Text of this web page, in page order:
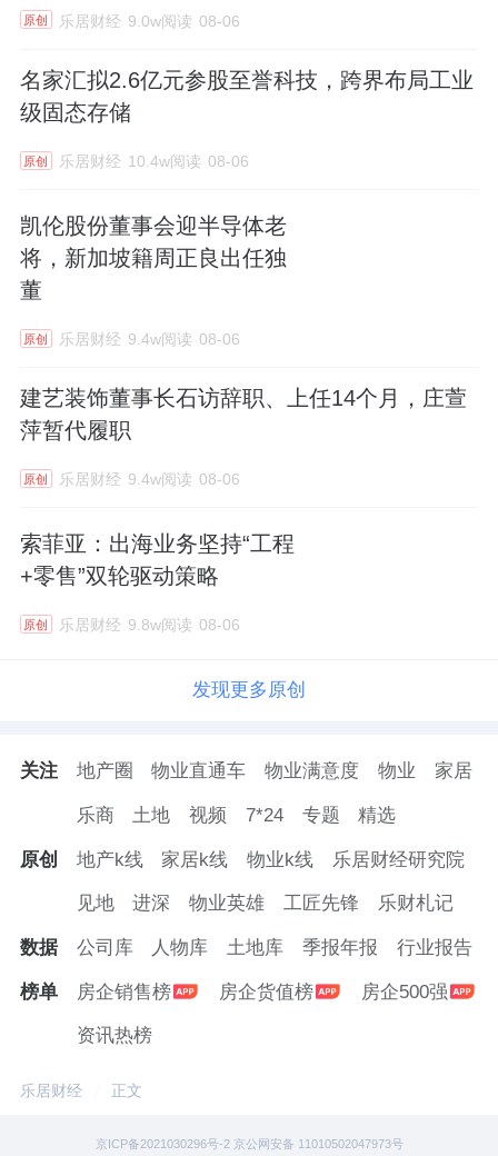
原创 乐居财经 9.0w阅读 08-06
名家汇拟2.6亿元参股至誉科技，跨界布局工业
级固态存储
原创 乐居财经 10.4w阅读 08-06
凯伦股份董事会迎半导体老
将，新加坡籍周正良出任独
董
原创 乐居财经 9.4w阅读 08-06
建艺装饰董事长石访辞职、上任14个月，庄萱
萍暂代履职
原创 乐居财经 9.4w阅读 08-06
索菲亚：出海业务坚持“工程
+零售”双轮驱动策略
原创 乐居财经 9.8w阅读 08-06
发现更多原创
关注 地产圈 物业直通车 物业满意度 物业 家居
乐商 土地 视频 7*24 专题 精选
原创 地产k线 家居k线 物业k线 乐居财经研究院
见地 进深 物业英雄 工匠先锋 乐财札记
数据 公司库 人物库 土地库 季报年报 行业报告
榜单 房企销售榜 房企货值榜 房企500强
资讯热榜
乐居财经 正文
京ICP备2021030296号-2 京公网安备 11010502047973号